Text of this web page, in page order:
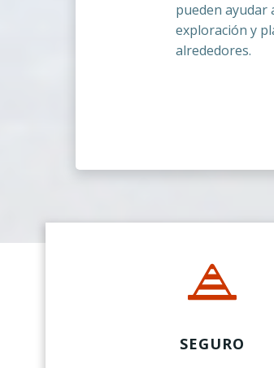
pueden ayudar
exploración y
alrededores.
SEGURO